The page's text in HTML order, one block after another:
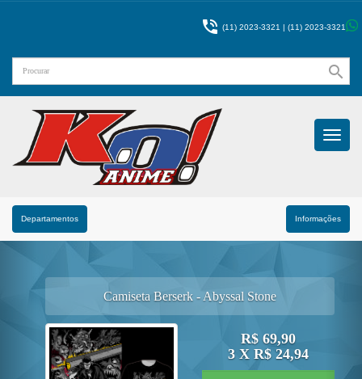
 (11) 2023-3321 | (11) 2023-3321
search
Menu
Departamentos Informações
Camiseta Berserk - Abyssal Stone
R$ 69,90
3 X R$ 24,94